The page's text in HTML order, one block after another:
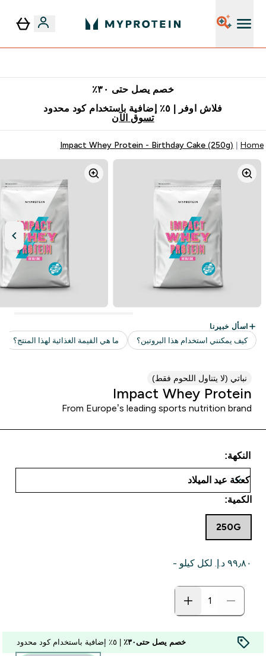
خصم يصل حتى ٣٠٪
فلاش اوفر | ٥٪ إضافية باستخدام كود محدود
تسوق الآن
Home
Impact Whey Protein - Birthday Cake (250g)
نباتي (لا يتناول اللحوم فقط)
Impact Whey Protein
From Europe’s leading sports nutrition brand
النكهة:
الكمية:
250G
٩٩٫٨٠ د.إ.‏‎ لكل كيلو -
خصم يصل حتى٣٠٪